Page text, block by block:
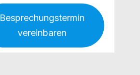
Besprechungstermin
vereinbaren